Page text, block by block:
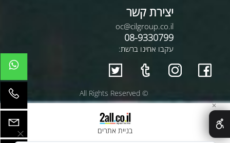
יצירת קשר
oc@cilgroup.co.il
08-9330799
עקבו אחינו ברשת:
© All Rights Reserved
בניית אתרים
✕